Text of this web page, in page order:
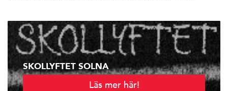
SKOLLYFTET SOLNA
Läs mer här!